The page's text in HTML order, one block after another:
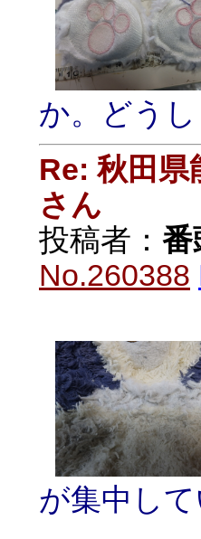
か。どうし
Re: 秋田
さん
投稿者： 番
No.260388
が集中して